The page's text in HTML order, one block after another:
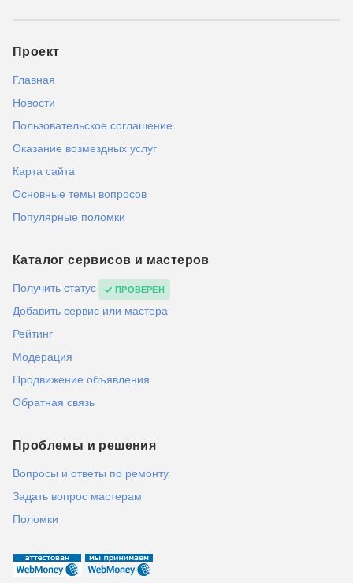
Проект
Главная
Новости
Пользовательское соглашение
Оказание возмездных услуг
Карта сайта
Основные темы вопросов
Популярные поломки
Каталог сервисов и мастеров
Получить статус ПРОВЕРЕН
Добавить сервис или мастера
Рейтинг
Модерация
Продвижение объявления
Обратная связь
Проблемы и решения
Вопросы и ответы по ремонту
Задать вопрос мастерам
Поломки